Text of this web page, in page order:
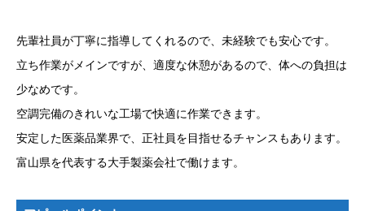
先輩社員が丁寧に指導してくれるので、未経験でも安心です。
立ち作業がメインですが、適度な休憩があるので、体への負担は
少なめです。
空調完備のきれいな工場で快適に作業できます。
安定した医薬品業界で、正社員を目指せるチャンスもあります。
富山県を代表する大手製薬会社で働けます。